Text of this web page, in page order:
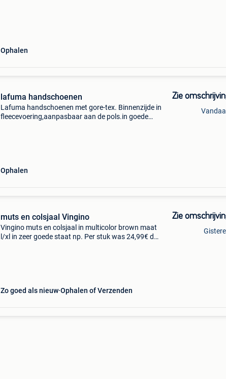
Ophalen
lafuma handschoenen
Lafuma handschoenen met gore-tex. Binnenzijde in
fleecevoering,aanpasbaar aan de pols.in goede
Ophalen
Zie
muts en colsjaal Vingino
Vingino muts en colsjaal in multicolor brown maat
l/xl in zeer goede staat np. Per stuk was 24,99€ de
Zo goed als nieuw Ophalen of Verzenden
Zie